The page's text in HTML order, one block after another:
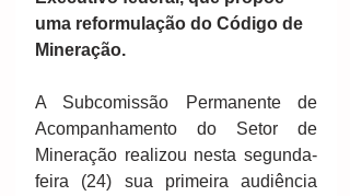
uma reformulação do Código de
Mineração.
A Subcomissão Permanente de
Acompanhamento do Setor de
Mineração realizou nesta segunda-
feira (24) sua primeira audiência